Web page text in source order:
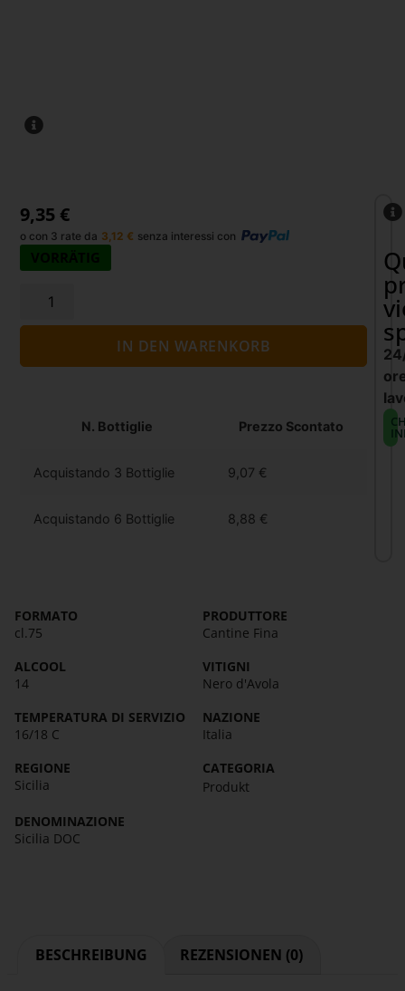
9,35 €
o con 3 rate da 3,12 € senza interessi con
VORRÄTIG
IN DEN WARENKORB
N. Bottiglie Prezzo Scontato
Acquistando 3 Bottiglie 9,07 €
Acquistando 6 Bottiglie 8,88 €
FORMATO
cl.75
PRODUTTORE
Cantine Fina
ALCOOL
14
VITIGNI
Nero d'Avola
TEMPERATURA DI SERVIZIO
16/18 C
NAZIONE
Italia
REGIONE
Sicilia
CATEGORIA
Produkt
DENOMINAZIONE
Sicilia DOC
BESCHREIBUNG REZENSIONEN (0)